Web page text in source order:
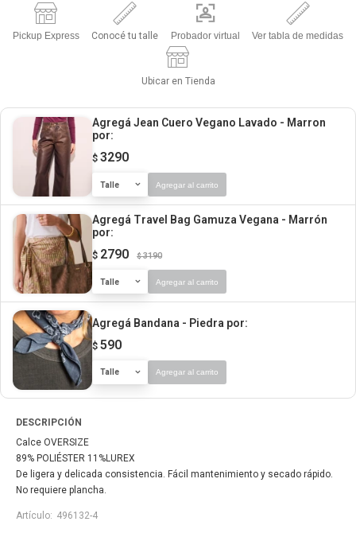
Pickup Express Conocé tu talle Probador virtual Ver tabla de medidas
Ubicar en Tienda
Agregá Jean Cuero Vegano Lavado - Marron
por:
$ 3290
Talle Agregar al carrito
Agregá Travel Bag Gamuza Vegana - Marrón
por:
$ 2790 $ 3190
Talle Agregar al carrito
Agregá Bandana - Piedra por:
$ 590
Talle Agregar al carrito
DESCRIPCIÓN
Calce OVERSIZE
89% POLIÉSTER 11%LUREX
De ligera y delicada consistencia. Fácil mantenimiento y secado rápido.
No requiere plancha.
496132-4